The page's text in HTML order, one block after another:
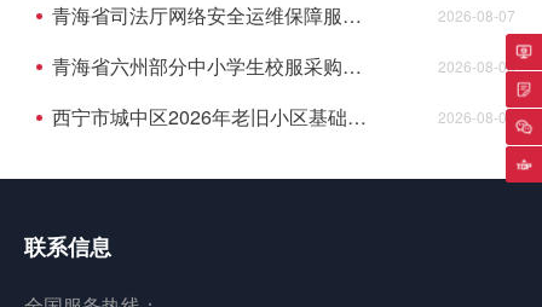
青海省司法厅网络安全运维保障服务项目成交结果公告 2026-08-07
青海省六州部分中小学生校服采购项目的更正公告 2026-08-06
西宁市城中区2026年老旧小区基础设施改造项目全过程项目管理中标候选人公示 2026-08-06
联系信息
专
返